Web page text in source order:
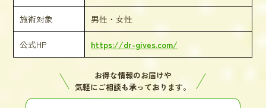
施術対象 男性・女性
公式HP https://dr-gives.com/
お得な情報のお届けや
気軽にご相談も承っております。